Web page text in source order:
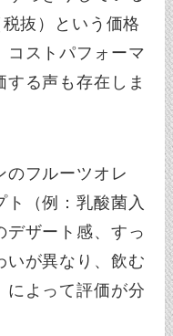
抜）という価格
コストパフォーマ
する声も存在しま
のフルーツオレ
ト（例：乳酸菌入
デザート感、すっ
いが異なり、飲む
によって評価が分